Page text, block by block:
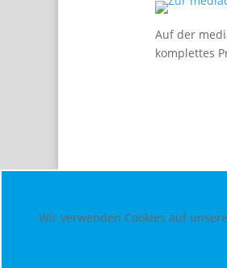
Auf der
komplettes
Wir verwenden Cookies auf